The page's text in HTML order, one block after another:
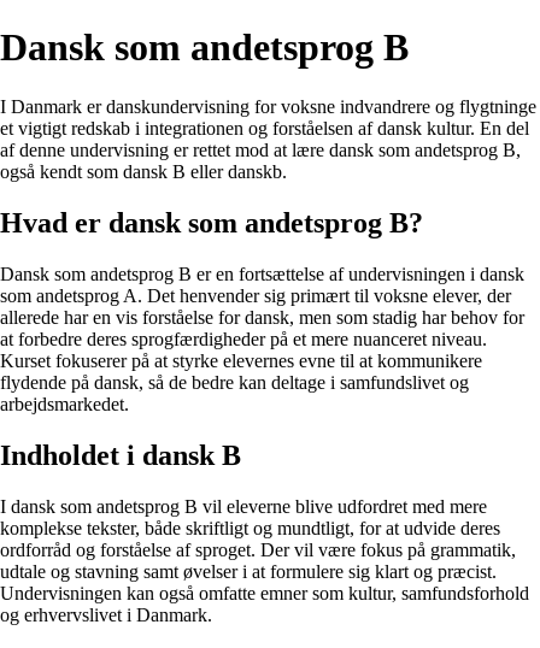
Dansk som andetsprog B
I Danmark er danskundervisning for voksne indvandrere og flygtninge
et vigtigt redskab i integrationen og forståelsen af dansk kultur. En del
af denne undervisning er rettet mod at lære dansk som andetsprog B,
også kendt som dansk B eller danskb.
Hvad er dansk som andetsprog B?
Dansk som andetsprog B er en fortsættelse af undervisningen i dansk
som andetsprog A. Det henvender sig primært til voksne elever, der
allerede har en vis forståelse for dansk, men som stadig har behov for
at forbedre deres sprogfærdigheder på et mere nuanceret niveau.
Kurset fokuserer på at styrke elevernes evne til at kommunikere
flydende på dansk, så de bedre kan deltage i samfundslivet og
arbejdsmarkedet.
Indholdet i dansk B
I dansk som andetsprog B vil eleverne blive udfordret med mere
komplekse tekster, både skriftligt og mundtligt, for at udvide deres
ordforråd og forståelse af sproget. Der vil være fokus på grammatik,
udtale og stavning samt øvelser i at formulere sig klart og præcist.
Undervisningen kan også omfatte emner som kultur, samfundsforhold
og erhvervslivet i Danmark.